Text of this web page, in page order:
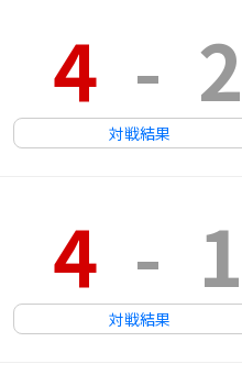
4 - 2
対戦結果
4 - 1
対戦結果